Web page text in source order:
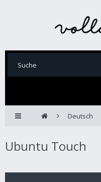
Deutsch
Ubuntu Touch